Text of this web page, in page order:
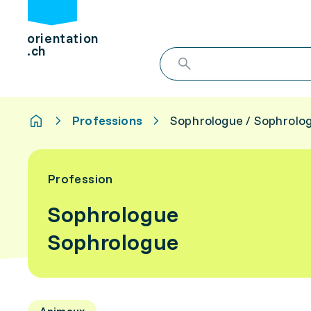
orientation
.ch
Professions Sophrologue /
Profession
Sophrologue
Sophrologue